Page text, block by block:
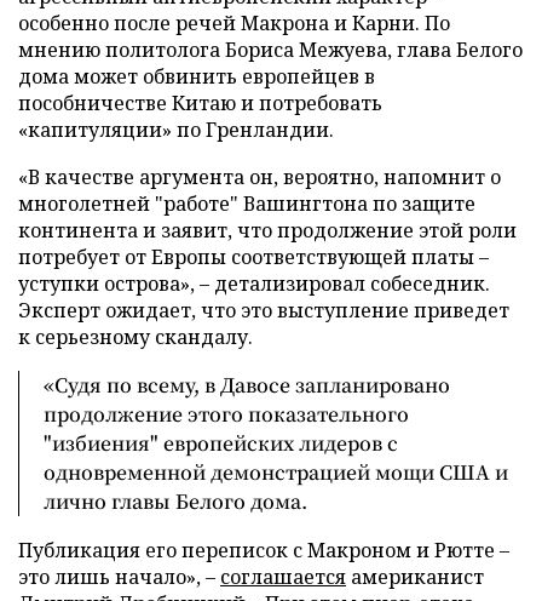
особенно после речей Макрона и Карни. По
мнению политолога Бориса Межуева, глава Белого
дома может обвинить европейцев в
пособничестве Китаю и потребовать
«капитуляции» по Гренландии.
«В качестве аргумента он, вероятно, напомнит о
многолетней "работе" Вашингтона по защите
континента и заявит, что продолжение этой роли
потребует от Европы соответствующей платы –
уступки острова», – детализировал собеседник.
Эксперт ожидает, что это выступление приведет
к серьезному скандалу.
«Судя по всему, в Давосе запланировано
продолжение этого показательного
"избиения" европейских лидеров с
одновременной демонстрацией мощи США и
лично главы Белого дома.
Публикация его переписок с Макроном и Рютте –
это лишь начало», – соглашается американист